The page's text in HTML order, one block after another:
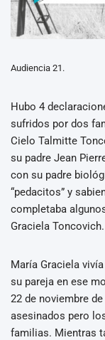
Audiencia 21.
Hubo 4
sufridos por dos
Cielo Talmitte
su padre Jean
con su padre
“pedacitos” y
completaba
Graciela Toncovich.
María Graciela
su pareja en ese
22 de noviembre
asesinados pero
familias. Mientras